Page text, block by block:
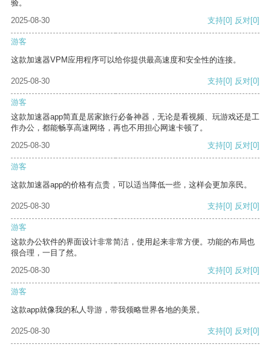
验。
2025-08-30
支持[0] 反对[0]
游客
这款加速器VPM应用程序可以给你提供最高速度和安全性的连接。
2025-08-30 支持[0] 反对[0]
游客
这款加速器app简直是居家旅行必备神器，无论是看视频、玩游戏还是工
作办公，都能畅享高速网络，再也不用担心网速卡顿了。
2025-08-30
支持[0] 反对[0]
游客
这款加速器app的价格有点贵，可以适当降低一些，这样会更加亲民。
2025-08-30 支持[0] 反对[0]
游客
这款办公软件的界面设计非常简洁，使用起来非常方便。功能的布局也
很合理，一目了然。
2025-08-30
支持[0] 反对[0]
游客
这款app就像我的私人导游，带我领略世界各地的美景。
2025-08-30 支持[0] 反对[0]